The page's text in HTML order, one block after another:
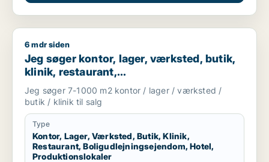
Jeg søger kontor, lager, værksted, butik, klinik, restaurant,
6 mdr siden
Jeg søger kontor, lager, værksted, butik,
klinik, restaurant,
boligudlejningsejendom, hotel eller
produktionslokaler til salg i Vordingborg,
Guldborgsund eller Lolland
Jeg søger 7-1000 m2 kontor / lager / værksted /
butik / klinik til salg
Type
Kontor, Lager, Værksted, Butik, Klinik,
Restaurant, Boligudlejningsejendom, Hotel,
Produktionslokaler